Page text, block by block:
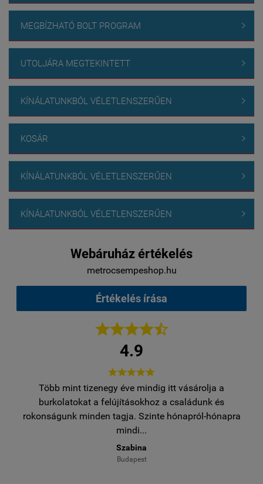
MEGBÍZHATÓ BOLT PROGRAM 
UTOLJÁRA MEGTEKINTETT 
KÍNÁLATUNKBÓL VÉLETLENSZERŰEN 
KOSÁR 
KÍNÁLATUNKBÓL VÉLETLENSZERŰEN 
KÍNÁLATUNKBÓL VÉLETLENSZERŰEN 
Webáruház értékelés
metrocsempeshop.hu
Értékelés írása

4.9

Több mint tizenegy éve mindig itt vásárolja a
burkolatokat a felújításokhoz a családunk és
rokonságunk minden tagja. Szinte hónapról-hónapra
mindi...
Szabina
Budapest